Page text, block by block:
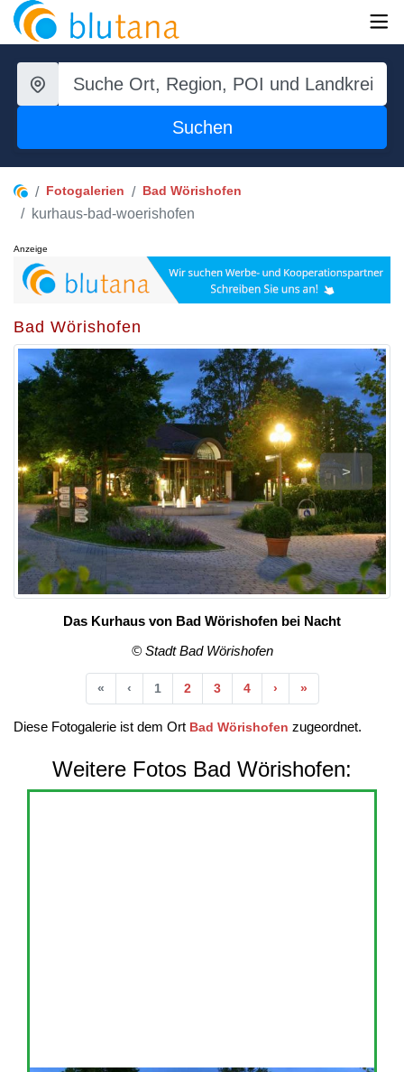
Suchen
Fotogalerien Bad Wörishofen
kurhaus-bad-woerishofen
Anzeige
Bad Wörishofen
>
Das Kurhaus von Bad Wörishofen bei Nacht
© Stadt Bad Wörishofen
«Anfang
‹Vorherige
1 2 3 4 ›Nächste
»Ende
Diese Fotogalerie ist dem Ort Bad Wörishofen zugeordnet.
Weitere Fotos Bad Wörishofen: